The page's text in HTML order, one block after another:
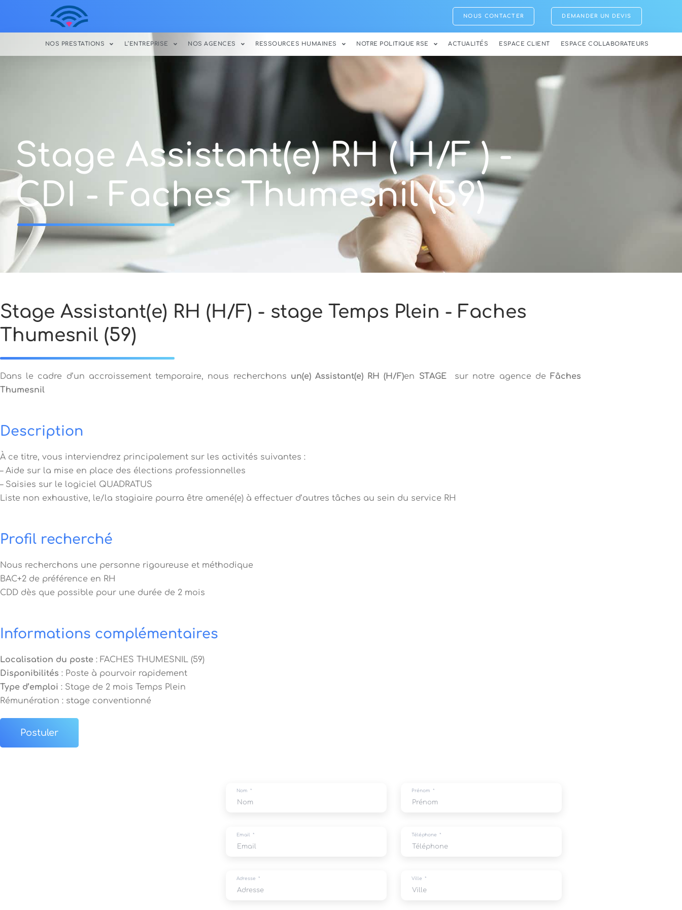
NOUS CONTACTER DEMANDER UN DEVIS
NOS PRESTATIONS L’ENTREPRISE NOS AGENCES RESSOURCES HUMAINES NOTRE POLITIQUE RSE ACTUALITÉS ESPACE CLIENT ESPACE COLLABORATEURS
Stage Assistant(e) RH ( H/F ) -
CDI - Faches Thumesnil (59)
Stage Assistant(e) RH (H/F) - stage Temps Plein - Faches
Thumesnil (59)
Dans le cadre d’un accroissement temporaire, nous recherchons un(e) Assistant(e) RH (H/F)en STAGE sur notre agence de
Fâches
Thumesnil
Description
À ce titre, vous interviendrez principalement sur les activités suivantes :
– Aide sur la mise en place des élections professionnelles
– Saisies sur le logiciel QUADRATUS
Liste non exhaustive, le/la stagiaire pourra être amené(e) à effectuer d’autres tâches au sein du service RH
Profil recherché
Nous recherchons une personne rigoureuse et méthodique
BAC+2 de préférence en RH
CDD dès que possible pour une durée de 2 mois
Informations complémentaires
Localisation du poste : FACHES THUMESNIL (59)
Disponibilités : Poste à pourvoir rapidement
Type d’emploi : Stage de 2 mois Temps Plein
Rémunération : stage conventionné
Postuler
Nom Prénom
Email Téléphone
Adresse Ville